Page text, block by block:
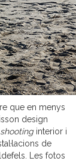
que en menys
design
shootinginterior i
de
Les fotos